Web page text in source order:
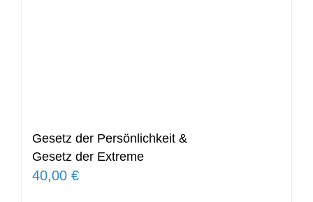
Gesetz der Persönlichkeit &
Gesetz der Extreme
40,00 €